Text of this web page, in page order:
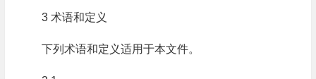
3 术语和定义
下列术语和定义适用于本文件。